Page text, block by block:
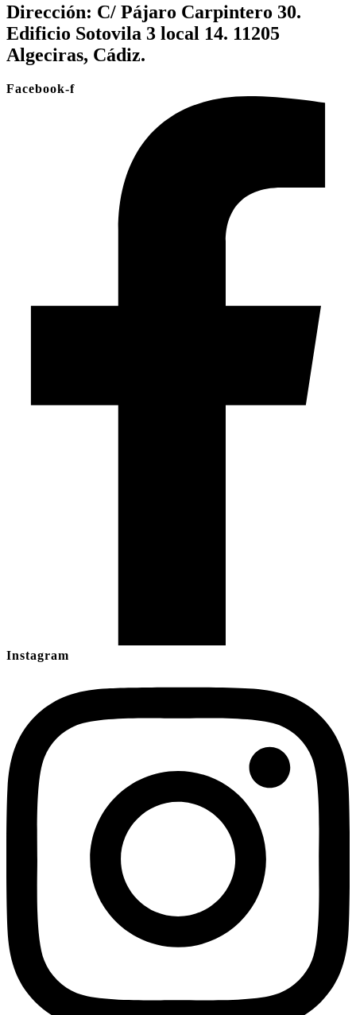
Dirección: C/ Pájaro Carpintero 30.
Edificio Sotovila 3 local 14. 11205
Algeciras, Cádiz.
Facebook-f
Instagram